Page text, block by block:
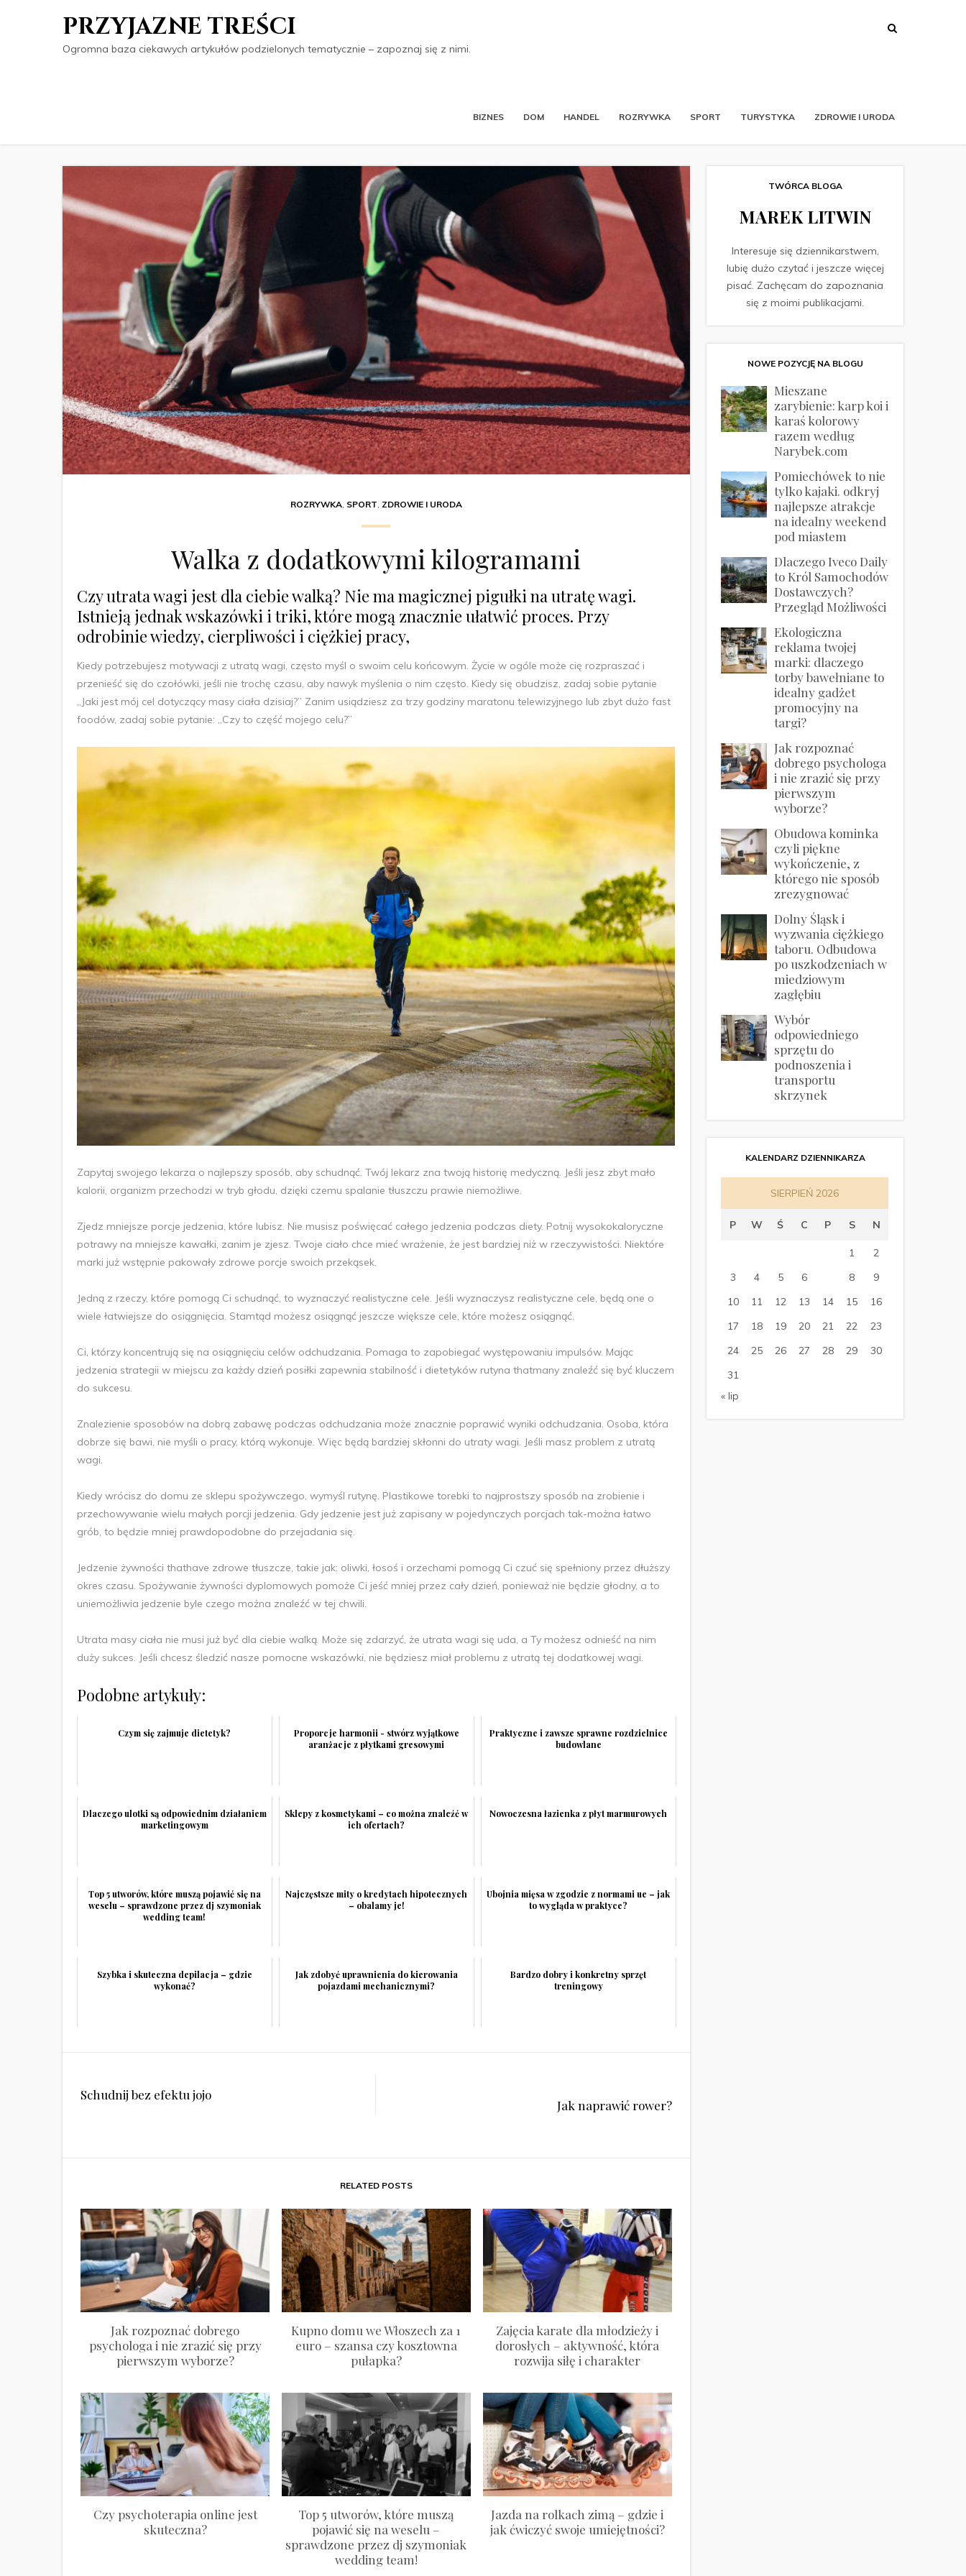
PRZYJAZNE TREŚCI
Ogromna baza ciekawych artykułów podzielonych tematycznie – zapoznaj się z nimi.
BIZNES DOM HANDEL ROZRYWKA SPORT TURYSTYKA ZDROWIE I URODA
ROZRYWKA, SPORT ZDROWIE I URODA
Walka z dodatkowymi kilogramami
Czy utrata wagi jest dla ciebie walką? Nie ma magicznej pigułki na utratę wagi.
Istnieją jednak wskazówki i triki, które mogą znacznie ułatwić proces. Przy
odrobinie wiedzy, cierpliwości i ciężkiej pracy,
Kiedy potrzebujesz motywacji z utratą wagi, często myśl o swoim celu końcowym. Życie w ogóle może cię rozpraszać i
przenieść się do czołówki, jeśli nie trochę czasu, aby nawyk myślenia o nim często. Kiedy się obudzisz, zadaj sobie pytanie
„Jaki jest mój cel dotyczący masy ciała dzisiaj?” Zanim usiądziesz za trzy godziny maratonu telewizyjnego lub zbyt dużo fast
foodów, zadaj sobie pytanie: „Czy to część mojego celu?”
Zapytaj swojego lekarza o najlepszy sposób, aby schudnąć. Twój lekarz zna twoją historię medyczną. Jeśli jesz zbyt mało
kalorii, organizm przechodzi w tryb głodu, dzięki czemu spalanie tłuszczu prawie niemożliwe.
Zjedz mniejsze porcje jedzenia, które lubisz. Nie musisz poświęcać całego jedzenia podczas diety. Potnij wysokokaloryczne
potrawy na mniejsze kawałki, zanim je zjesz. Twoje ciało chce mieć wrażenie, że jest bardziej niż w rzeczywistości. Niektóre
marki już wstępnie pakowały zdrowe porcje swoich przekąsek.
Jedną z rzeczy, które pomogą Ci schudnąć, to wyznaczyć realistyczne cele. Jeśli wyznaczysz realistyczne cele, będą one o
wiele łatwiejsze do osiągnięcia. Stamtąd możesz osiągnąć jeszcze większe cele, które możesz osiągnąć.
Ci, którzy koncentrują się na osiągnięciu celów odchudzania. Pomaga to zapobiegać występowaniu impulsów. Mając
jedzenia strategii w miejscu za każdy dzień posiłki zapewnia stabilność i dietetyków rutyna thatmany znaleźć się być kluczem
do sukcesu.
Znalezienie sposobów na dobrą zabawę podczas odchudzania może znacznie poprawić wyniki odchudzania. Osoba, która
dobrze się bawi, nie myśli o pracy, którą wykonuje. Więc będą bardziej skłonni do utraty wagi. Jeśli masz problem z utratą
wagi.
Kiedy wrócisz do domu ze sklepu spożywczego, wymyśl rutynę. Plastikowe torebki to najprostszy sposób na zrobienie i
przechowywanie wielu małych porcji jedzenia. Gdy jedzenie jest już zapisany w pojedynczych porcjach tak-można łatwo
grób, to będzie mniej prawdopodobne do przejadania się.
Jedzenie żywności thathave zdrowe tłuszcze, takie jak: oliwki, łosoś i orzechami pomogą Ci czuć się spełniony przez dłuższy
okres czasu. Spożywanie żywności dyplomowych pomoże Ci jeść mniej przez cały dzień, ponieważ nie będzie głodny, a to
uniemożliwia jedzenie byle czego można znaleźć w tej chwili.
Utrata masy ciała nie musi już być dla ciebie walką. Może się zdarzyć, że utrata wagi się uda, a Ty możesz odnieść na nim
duży sukces. Jeśli chcesz śledzić nasze pomocne wskazówki, nie będziesz miał problemu z utratą tej dodatkowej wagi.
Podobne artykuły:
Czym się zajmuje dietetyk?
Proporcje harmonii - stwórz wyjątkowe
aranżacje z płytkami gresowymi
Praktyczne i zawsze sprawne rozdzielnice
budowlane
Dlaczego ulotki są odpowiednim działaniem
marketingowym
Sklepy z kosmetykami – co można znaleźć w
ich ofertach?
Nowoczesna łazienka z płyt marmurowych
Top 5 utworów, które muszą pojawić się na
weselu – sprawdzone przez dj szymoniak
wedding team!
Najczęstsze mity o kredytach hipotecznych
– obalamy je!
Ubojnia mięsa w zgodzie z normami ue – jak
to wygląda w praktyce?
Szybka i skuteczna depilacja – gdzie
wykonać?
Jak zdobyć uprawnienia do kierowania
pojazdami mechanicznymi?
Bardzo dobry i konkretny sprzęt
treningowy
Nawigacja
wpisu
Schudnij bez efektu jojo
Jak naprawić rower?
RELATED POSTS
Jak rozpoznać dobrego
psychologa i nie zrazić się przy
pierwszym wyborze?
Kupno domu we Włoszech za 1
euro – szansa czy kosztowna
pułapka?
Zajęcia karate dla młodzieży i
dorosłych – aktywność, która
rozwija siłę i charakter
Czy psychoterapia online jest
skuteczna?
Top 5 utworów, które muszą
pojawić się na weselu –
sprawdzone przez dj szymoniak
wedding team!
Jazda na rolkach zimą – gdzie i
jak ćwiczyć swoje umiejętności?
TWÓRCA BLOGA
MAREK LITWIN
Interesuje się dziennikarstwem,
lubię dużo czytać i jeszcze więcej
pisać. Zachęcam do zapoznania
się z moimi publikacjami.
NOWE POZYCJĘ NA BLOGU
Mieszane
zarybienie: karp koi i
karaś kolorowy
razem według
Narybek.com
Pomiechówek to nie
tylko kajaki. odkryj
najlepsze atrakcje
na idealny weekend
pod miastem
Dlaczego Iveco Daily
to Król Samochodów
Dostawczych?
Przegląd Możliwości
Ekologiczna
reklama twojej
marki: dlaczego
torby bawełniane to
idealny gadżet
promocyjny na
targi?
Jak rozpoznać
dobrego psychologa
i nie zrazić się przy
pierwszym
wyborze?
Obudowa kominka
czyli piękne
wykończenie, z
którego nie sposób
zrezygnować
Dolny Śląsk i
wyzwania ciężkiego
taboru. Odbudowa
po uszkodzeniach w
miedziowym
zagłębiu
Wybór
odpowiedniego
sprzętu do
podnoszenia i
transportu
skrzynek
KALENDARZ DZIENNIKARZA
SIERPIEŃ 2026
P W Ś C P S N
1
2
3
4 5 6 8
9
10
11 12 13 14 15
16
17
18 19 20 21 22
23
24
25 26 27 28 29
30
31
« lip